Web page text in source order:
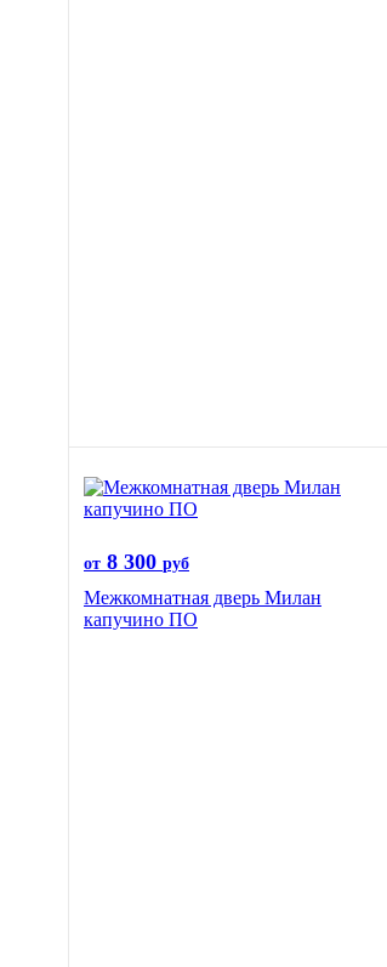
от 8 300 руб
Межкомнатная дверь Милан
капучино ПО